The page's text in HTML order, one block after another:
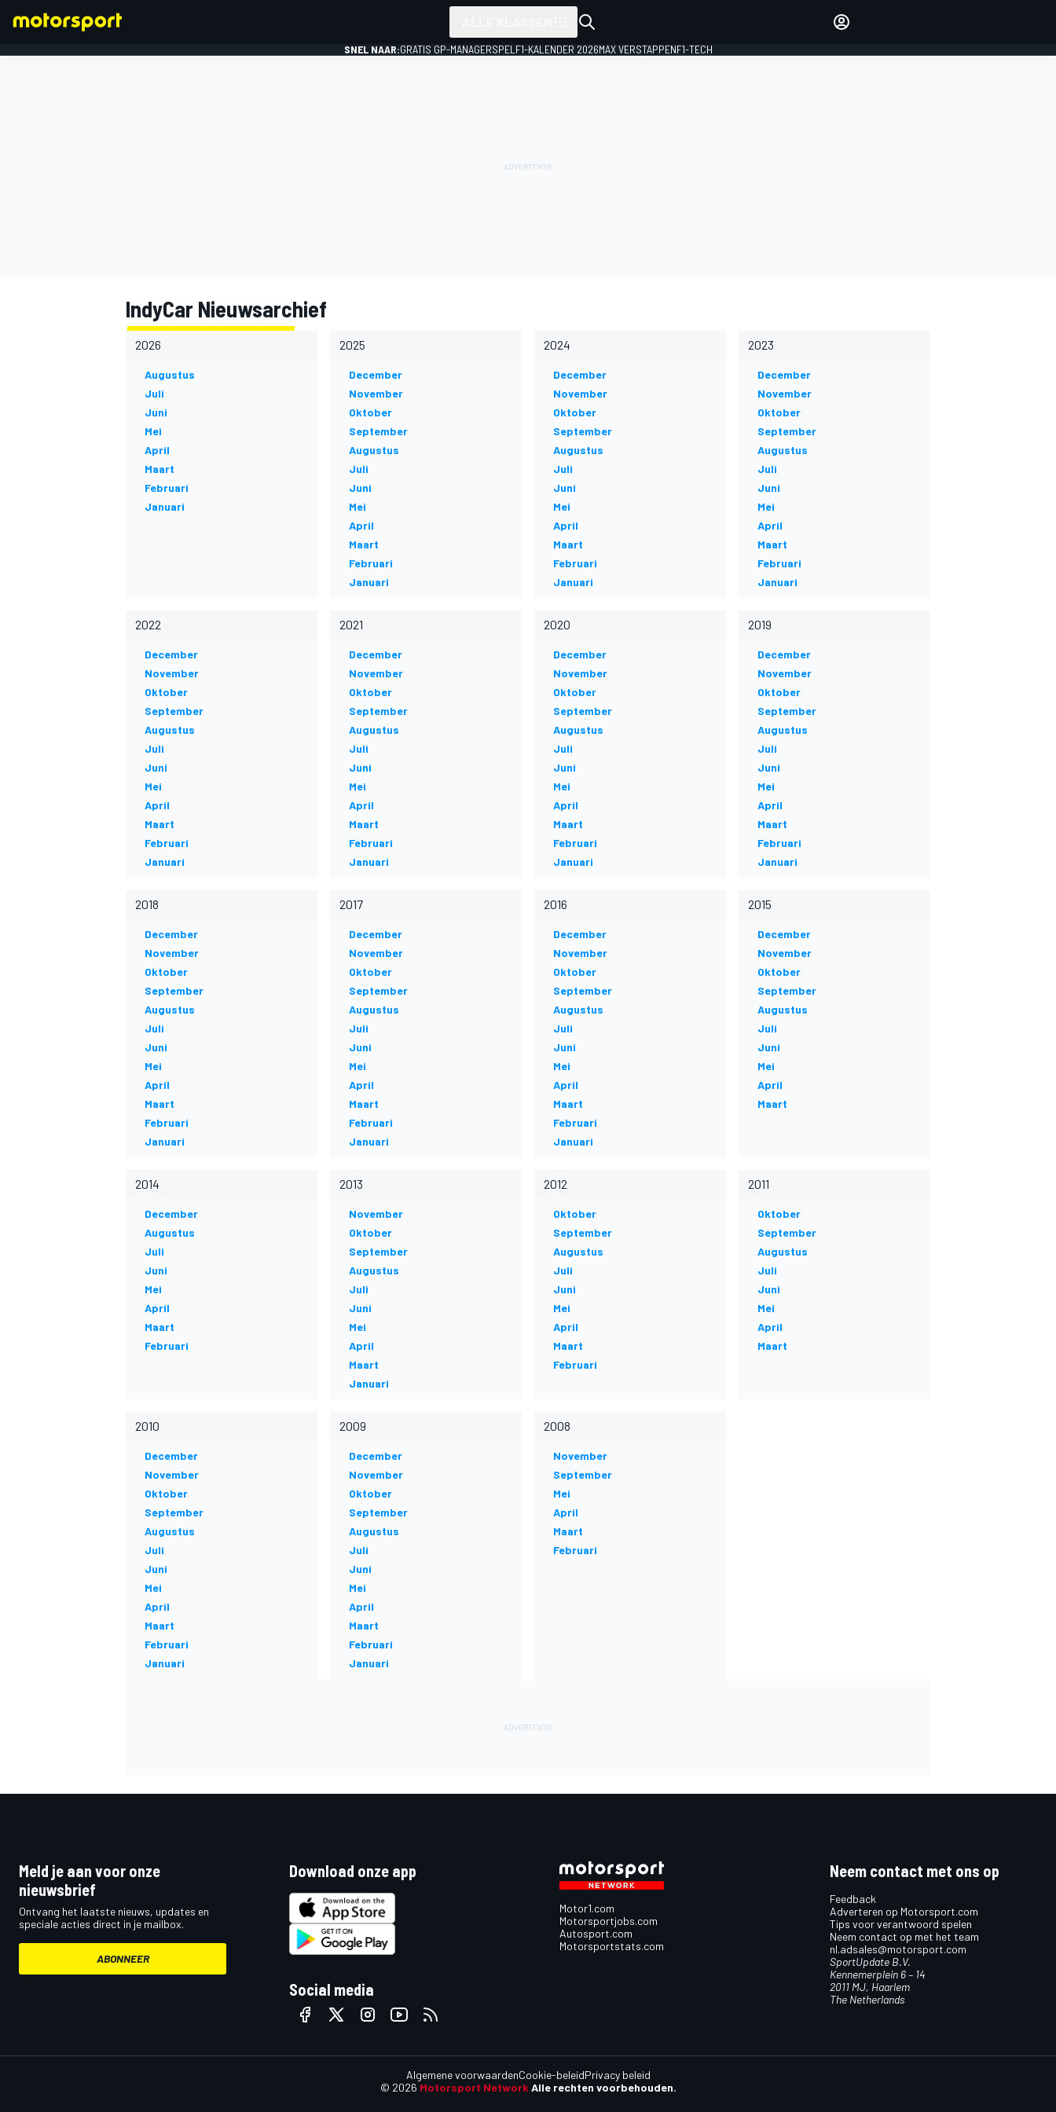
INDYCAR
SNEL NAAR:GRATIS GP-MANAGERSPEL F1-KALENDER 2026MAX VERSTAPPENF1-TECH
IndyCar Nieuwsarchief
2026
Augustus
Juli
Juni
Mei
April
Maart
Februari
Januari
2025
December
November
Oktober
September
Augustus
Juli
Juni
Mei
April
Maart
Februari
Januari
2024
December
November
Oktober
September
Augustus
Juli
Juni
Mei
April
Maart
Februari
Januari
2023
December
November
Oktober
September
Augustus
Juli
Juni
Mei
April
Maart
Februari
Januari
2022
December
November
Oktober
September
Augustus
Juli
Juni
Mei
April
Maart
Februari
Januari
2021
December
November
Oktober
September
Augustus
Juli
Juni
Mei
April
Maart
Februari
Januari
2020
December
November
Oktober
September
Augustus
Juli
Juni
Mei
April
Maart
Februari
Januari
2019
December
November
Oktober
September
Augustus
Juli
Juni
Mei
April
Maart
Februari
Januari
2018
December
November
Oktober
September
Augustus
Juli
Juni
Mei
April
Maart
Februari
Januari
2017
December
November
Oktober
September
Augustus
Juli
Juni
Mei
April
Maart
Februari
Januari
2016
December
November
Oktober
September
Augustus
Juli
Juni
Mei
April
Maart
Februari
Januari
2015
December
November
Oktober
September
Augustus
Juli
Juni
Mei
April
Maart
2014
December
Augustus
Juli
Juni
Mei
April
Maart
Februari
2013
November
Oktober
September
Augustus
Juli
Juni
Mei
April
Maart
Januari
2012
Oktober
September
Augustus
Juli
Juni
Mei
April
Maart
Februari
2011
Oktober
September
Augustus
Juli
Juni
Mei
April
Maart
2010
December
November
Oktober
September
Augustus
Juli
Juni
Mei
April
Maart
Februari
Januari
2009
December
November
Oktober
September
Augustus
Juli
Juni
Mei
April
Maart
Februari
Januari
2008
November
September
Mei
April
Maart
Februari
Meld je aan voor onze
nieuwsbrief
Ontvang het laatste nieuws, updates en
speciale acties direct in je mailbox.
ABONNEER
Download onze app
Social media
Motor1.com
Motorsportjobs.com
Autosport.com
Motorsportstats.com
Neem contact met ons op
Feedback
Adverteren op Motorsport.com
Tips voor verantwoord spelen
Neem contact op met het team
nl.adsales@motorsport.com
SportUpdate B.V.
Kennemerplein 6 – 14
2011 MJ, Haarlem
The Netherlands
© 2026 Motorsport Network Alle rechten voorbehouden.
Algemene voorwaardenCookie-beleidPrivacy beleid